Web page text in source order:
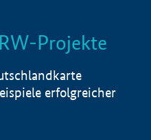
Info
Projekte
erfolgreicher